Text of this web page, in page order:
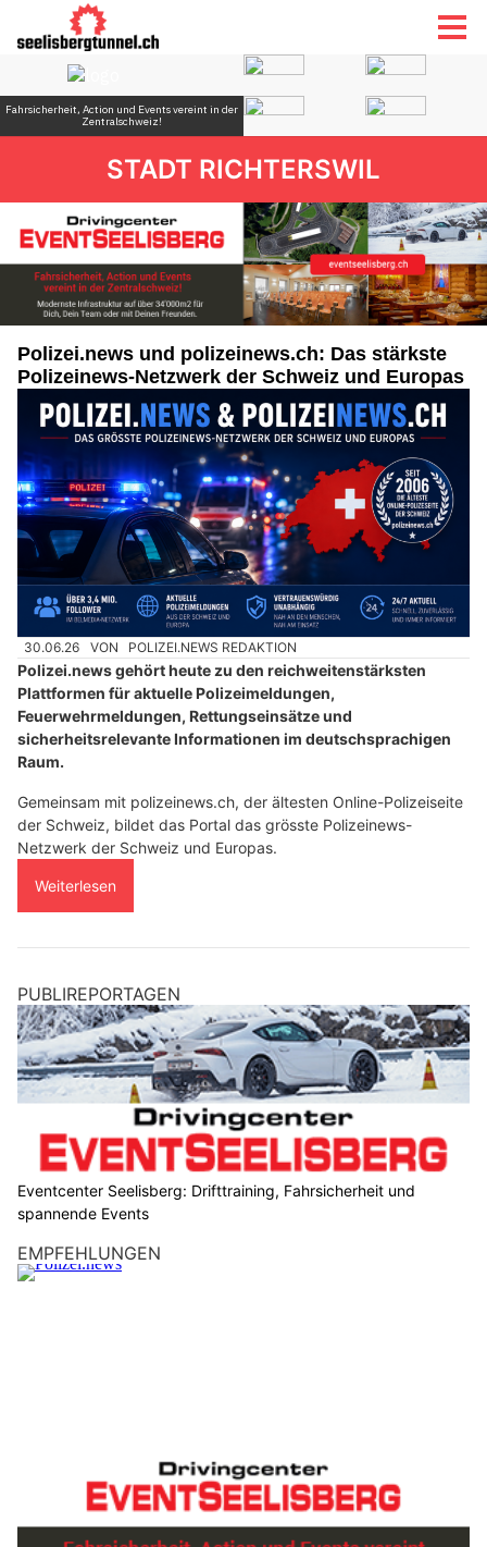
STADT RICHTERSWIL
Polizei.news und polizeinews.ch: Das stärkste
Polizeinews-Netzwerk der Schweiz und Europas
30.06.26 VON POLIZEI.NEWS REDAKTION
Polizei.news gehört heute zu den reichweitenstärksten
Plattformen für aktuelle Polizeimeldungen,
Feuerwehrmeldungen, Rettungseinsätze und
sicherheitsrelevante Informationen im deutschsprachigen
Raum.
Gemeinsam mit polizeinews.ch, der ältesten Online-Polizeiseite
der Schweiz, bildet das Portal das grösste Polizeinews-
Netzwerk der Schweiz und Europas.
Weiterlesen
PUBLIREPORTAGEN
Eventcenter Seelisberg: Drifttraining, Fahrsicherheit und
spannende Events
EMPFEHLUNGEN